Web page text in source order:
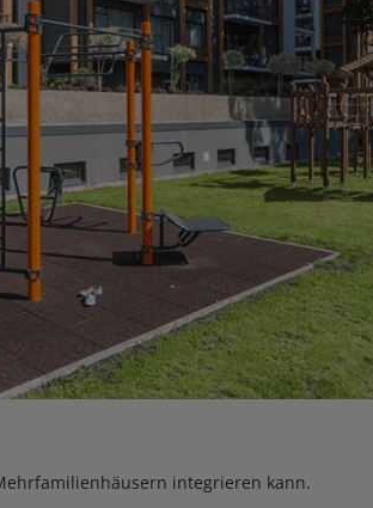
integrieren kann.